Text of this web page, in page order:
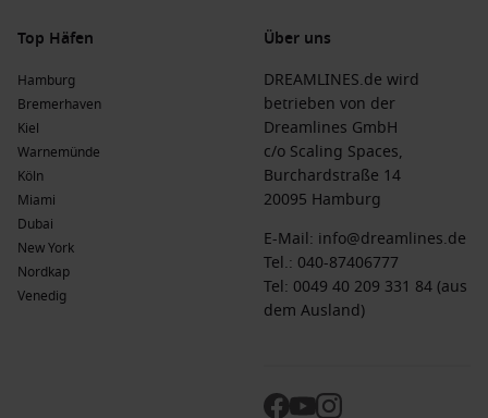
Top Häfen
Hamburg
Bremerhaven
Kiel
Warnemünde
Köln
Miami
Dubai
New York
Nordkap
Venedig
Über uns
DREAMLINES.de wird
betrieben von der
Dreamlines GmbH
c/o Scaling Spaces,
Burchardstraße 14
20095 Hamburg
E-Mail: info@dreamlines.de
Tel.: 040-87406777
Tel: 0049 40 209 331 84 (aus
dem Ausland)